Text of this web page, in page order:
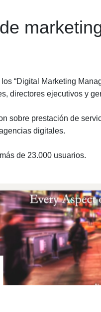
“Digital Marketing
directores ejecutivos y
sobre prestación de
digitales.
de 23.000 usuarios.